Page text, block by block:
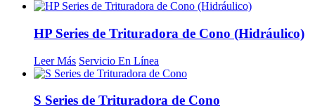
HP Series de Trituradora de Cono (Hidráulico)
Leer Más Servicio En Línea
S Series de Trituradora de Cono